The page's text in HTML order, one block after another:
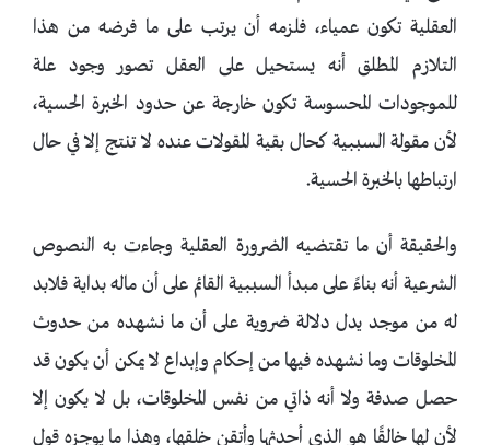
العقلية تكون عمياء، فلزمه أن يرتب على ما فرضه من هذا
التلازم المطلق أنه يستحيل على العقل تصور وجود علة
للموجودات المحسوسة تكون خارجة عن حدود الخبرة الحسية،
لأن مقولة السببية كحال بقية المقولات عنده لا تنتج إلا في حال
ارتباطها بالخبرة الحسية.
والحقيقة أن ما تقتضيه الضرورة العقلية وجاءت به النصوص
الشرعية أنه بناءً على مبدأ السببية القائم على أن ماله بداية فلابد
له من موجد يدل دلالة ضروية على أن ما نشهده من حدوث
المخلوقات وما نشهده فيها من إحكام وإبداع لا يمكن أن يكون قد
حصل صدفة ولا أنه ذاتي من نفس المخلوقات، بل لا يكون إلا
لأن لها خالقًا هو الذي أحدثها وأتقن خلقها، وهذا ما يوجزه قول